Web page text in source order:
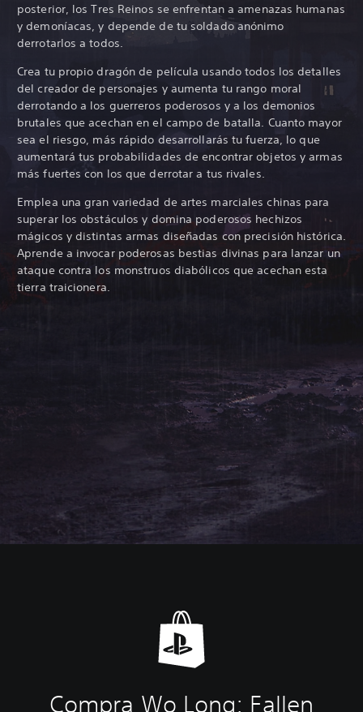
posterior, los Tres Reinos se enfrentan a amenazas humanas
y demoníacas, y depende de tu soldado anónimo
derrotarlos a todos.
Crea tu propio dragón de película usando todos los detalles
del creador de personajes y aumenta tu rango moral
derrotando a los guerreros poderosos y a los demonios
brutales que acechan en el campo de batalla. Cuanto mayor
sea el riesgo, más rápido desarrollarás tu fuerza, lo que
aumentará tus probabilidades de encontrar objetos y armas
más fuertes con los que derrotar a tus rivales.
Emplea una gran variedad de artes marciales chinas para
superar los obstáculos y domina poderosos hechizos
mágicos y distintas armas diseñadas con precisión histórica.
Aprende a invocar poderosas bestias divinas para lanzar un
ataque contra los monstruos diabólicos que acechan esta
tierra traicionera.
Compra Wo Long: Fallen